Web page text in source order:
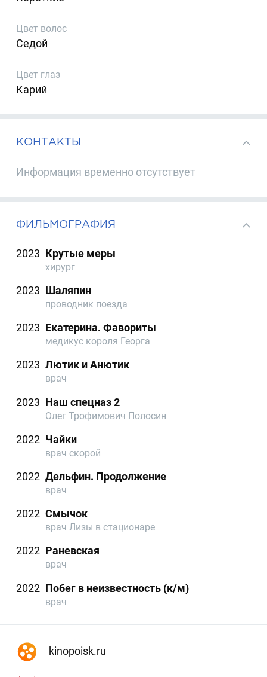
Цвет волос
Седой
Цвет глаз
Карий
КОНТАКТЫ
Информация временно отсутствует
ФИЛЬМОГРАФИЯ
2023 Крутые меры
хирург
2023 Шаляпин
проводник поезда
2023 Екатерина. Фавориты
медикус короля Георга
2023 Лютик и Анютик
врач
2023 Наш спецназ 2
Олег Трофимович Полосин
2022 Чайки
врач скорой
2022 Дельфин. Продолжение
врач
2022 Смычок
врач Лизы в стационаре
2022 Раневская
врач
2022 Побег в неизвестность (к/м)
врач
kinopoisk.ru